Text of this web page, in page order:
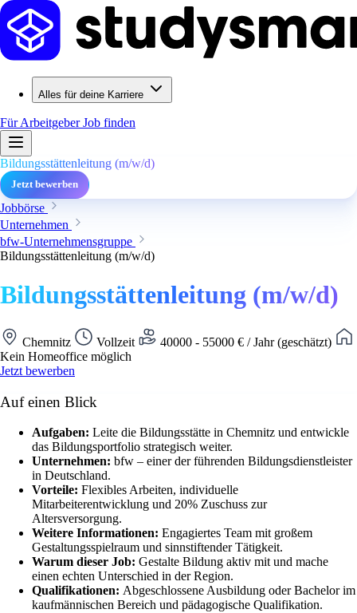
Alles für deine Karriere
Für ArbeitgeberJob finden
Bildungsstättenleitung (m/w/d)
Jetzt bewerben
Jobbörse
Unternehmen
bfw-Unternehmensgruppe
Bildungsstättenleitung (m/w/d)
Bildungsstättenleitung (m/w/d)
Chemnitz Vollzeit
40000 - 55000 € / Jahr (geschätzt)
Kein Homeoffice möglich
Jetzt bewerben
Auf einen Blick
Aufgaben: Leite die Bildungsstätte in Chemnitz und entwickle
das Bildungsportfolio strategisch weiter.
Unternehmen: bfw – einer der führenden Bildungsdienstleister
in Deutschland.
Vorteile: Flexibles Arbeiten, individuelle
Mitarbeiterentwicklung und 20% Zuschuss zur
Altersversorgung.
Weitere Informationen: Engagiertes Team mit großem
Gestaltungsspielraum und sinnstiftender Tätigkeit.
Warum dieser Job: Gestalte Bildung aktiv mit und mache
einen echten Unterschied in der Region.
Qualifikationen: Abgeschlossene Ausbildung oder Bachelor im
kaufmännischen Bereich und pädagogische Qualifikation.